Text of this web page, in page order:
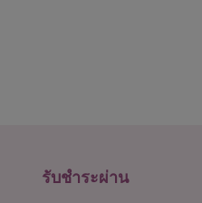
รับชำระผ่าน